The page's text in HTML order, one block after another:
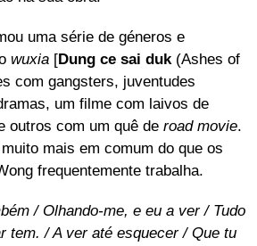
uma série de géneros e
wuxia [Dung ce sai duk(Ashes of
com gangsters, juventudes
um filme com laivos de
outros com um quê de road movie.
mais em comum do que os
frequentemente trabalha.
/ Olhando-me, e eu a ver / Tudo
tem. / A ver até esquecer / Que tu